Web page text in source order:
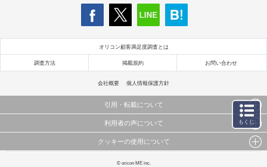
オリコン顧客満足度調査とは
調査方法 掲載規約 お問い合わせ
会社概要 個人情報保護方針
引用・転載について
当サイトで公開されている情報（文字、写真、イラスト、画像データ等）及びこれらの配置・
これらの情報を権利者の許可なく無断転載・複製などの二次利用を行うことは固く禁じており
利用者の声について
当サイトに掲載している内容はすべてサービスの利用者が提出された見解・感想です。
弊社の見解・ 意見ではないことをご理解いただいた上でご覧ください。
クッキーの使用について
このサイトでは Cookie を使用して、ユーザーに合わせたコンテンツや広告の表示、ソーシャル
© oricon ME inc.
もくじ